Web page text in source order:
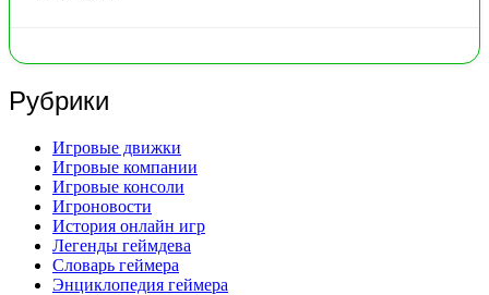
Рубрики
Игровые движки
Игровые компании
Игровые консоли
Игроновости
История онлайн игр
Легенды геймдева
Словарь геймера
Энциклопедия геймера